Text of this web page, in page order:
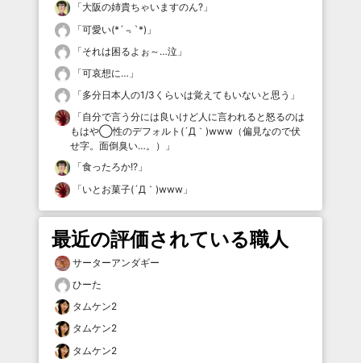
「大阪の姉貴ちゃいますのん? 」
「可愛い(*´﹃`*) 」
「それは困るよぉ～…泣 」
「可哀想に… 」
「多分日本人の1/3くらいは覚えてもいないと思う 」
「自分で言う分には良いけど人に言われると怒るのは
もはや◯性のデフォルト(´Д｀)www（偏見なので伏
せ字。面倒臭い…。）
」
「食ったろか!? 」
「いとお菓子(´Д｀)www 」
最近の評価されている職人
サーターアンダギー
ひーた
タムケン2
タムケン2
タムケン2